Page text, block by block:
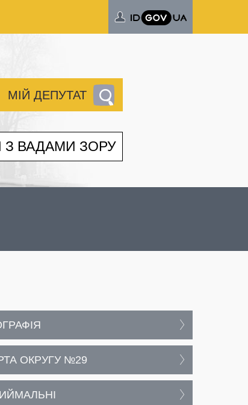
МІЙ ДЕПУТАТ
ВАДАМИ ЗОРУ
ОКРУГУ №29